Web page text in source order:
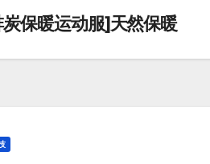
保暖运动服]天然保暖